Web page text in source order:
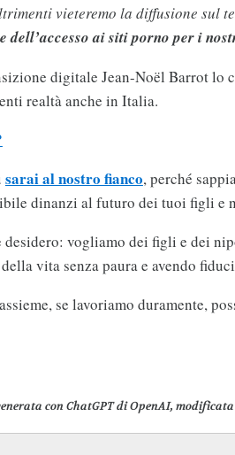
vieteremo la diffusione sul
dell’accesso ai siti porno per i
digitale Jean-Noël Barrot lo
realtà anche in Italia.
sarai al nostro fianco, perché
dinanzi al futuro dei tuoi figli e
desidero: vogliamo dei figli e dei
vita senza paura e avendo
se lavoriamo duramente,
con ChatGPT di OpenAI,